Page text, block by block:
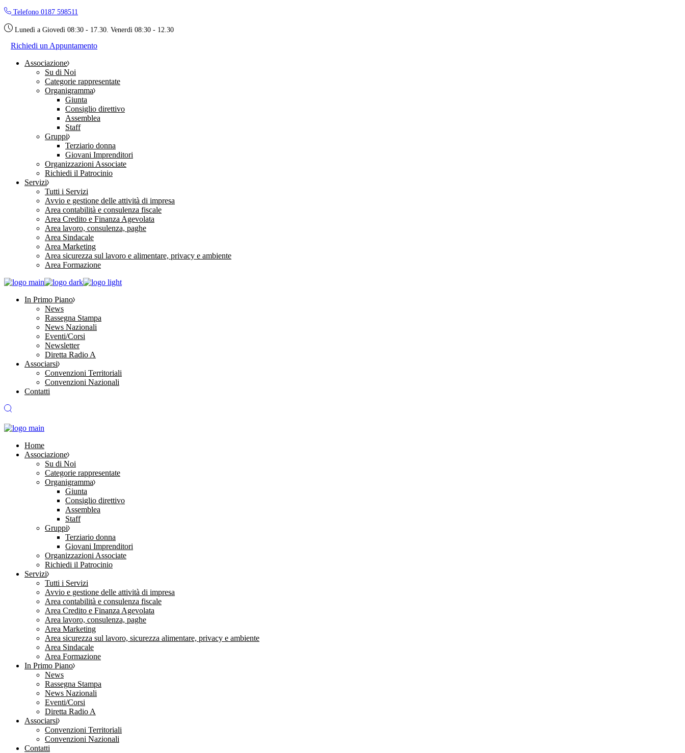
Skip
the
Telefono 0187 598511
Lunedì a Giovedì 08:30 - 17.30. Venerdì 08:30 - 12.30
Richiedi un Appuntamento
Associazione
Su di Noi
Categorie rappresentate
Organigramma
Giunta
Consiglio direttivo
Assemblea
Staff
Gruppi
Terziario donna
Giovani Imprenditori
Organizzazioni Associate
Richiedi il Patrocinio
Servizi
Tutti i Servizi
Avvio e gestione delle attività di impresa
Area contabilità e consulenza fiscale
Area Credito e Finanza Agevolata
Area lavoro, consulenza, paghe
Area Sindacale
Area Marketing
Area sicurezza sul lavoro e alimentare, privacy e ambiente
Area Formazione
In Primo Piano
News
Rassegna Stampa
News Nazionali
Eventi/Corsi
Newsletter
Diretta Radio A
Associarsi
Convenzioni Territoriali
Convenzioni Nazionali
Contatti
Home
Associazione
Su di Noi
Categorie rappresentate
Organigramma
Giunta
Consiglio direttivo
Assemblea
Staff
Gruppi
Terziario donna
Giovani Imprenditori
Organizzazioni Associate
Richiedi il Patrocinio
Servizi
Tutti i Servizi
Avvio e gestione delle attività di impresa
Area contabilità e consulenza fiscale
Area Credito e Finanza Agevolata
Area lavoro, consulenza, paghe
Area Marketing
Area sicurezza sul lavoro, sicurezza alimentare, privacy e ambiente
Area Sindacale
Area Formazione
In Primo Piano
News
Rassegna Stampa
News Nazionali
Eventi/Corsi
Diretta Radio A
Associarsi
Convenzioni Territoriali
Convenzioni Nazionali
Contatti